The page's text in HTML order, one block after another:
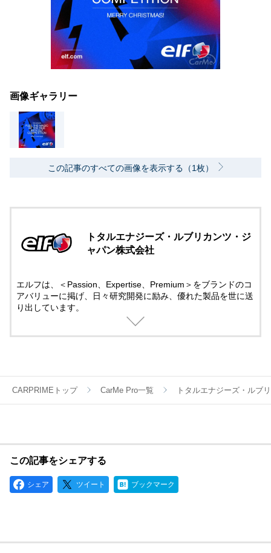
画像ギャラリー
この記事のすべての画像を表示する（1枚）
トタルエナジーズ・ルブリカンツ・ジ
ャパン株式会社
エルフは、＜Passion、Expertise、Premium＞をブランドのコ
アバリューに掲げ、日々研究開発に励み、優れた製品を世に送
り出しています。
モータースポーツには50年以上にも及び先進テクノロジーでサ
ブランドとして、エルフの製品は世界中のお客様から信頼され
ています。
CARPRIMEトップ CarMe Pro一覧 トタルエナジーズ・ルブ
この記事をシェアする
シェア ツイート ブックマーク